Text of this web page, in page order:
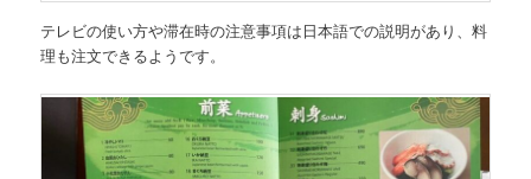
テレビの使い方や滞在時の注意事項は日本語での説明があり、料
理も注文できるようです。